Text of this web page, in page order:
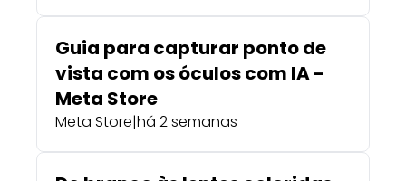
Guia para capturar ponto de
vista com os óculos com IA -
Meta Store
Meta Store|há 2 semanas